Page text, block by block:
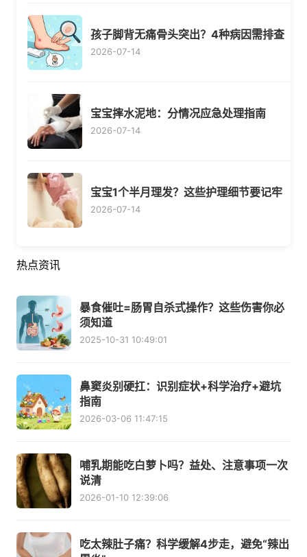
孩子脚背无痛骨头突出？4种病因需排查
2026-07-14
宝宝摔水泥地：分情况应急处理指南
2026-07-14
宝宝1个半月理发？这些护理细节要记牢
2026-07-14
热点资讯
暴食催吐=肠胃自杀式操作？这些伤害你必
须知道
2025-10-31 10:49:01
鼻窦炎别硬扛：识别症状+科学治疗+避坑
指南
2026-03-06 11:47:15
哺乳期能吃白萝卜吗？益处、注意事项一次
说清
2026-01-10 12:39:06
吃太辣肚子痛？科学缓解4步走，避免“辣出